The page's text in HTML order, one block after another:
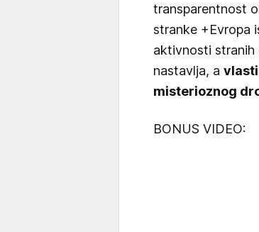
transparentnost
stranke +Evropa
aktivnosti stranih
nastavlja, a
misterioznog
BONUS VIDEO: